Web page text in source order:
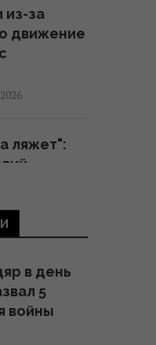
из-за
движение
ляжет":
8
-
в день
л 5
войны